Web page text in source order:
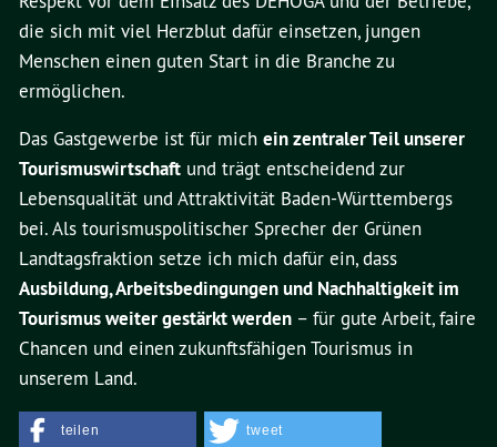
die sich mit viel Herzblut dafür einsetzen, jungen
Menschen einen guten Start in die Branche zu
ermöglichen.
Das Gastgewerbe ist für mich ein zentraler Teil unserer
Tourismuswirtschaft und trägt entscheidend zur
Lebensqualität und Attraktivität Baden-Württembergs
bei. Als tourismuspolitischer Sprecher der Grünen
Landtagsfraktion setze ich mich dafür ein, dass
Ausbildung, Arbeitsbedingungen und Nachhaltigkeit im
Tourismus weiter gestärkt werden – für gute Arbeit, faire
Chancen und einen zukunftsfähigen Tourismus in
unserem Land.
teilen tweet